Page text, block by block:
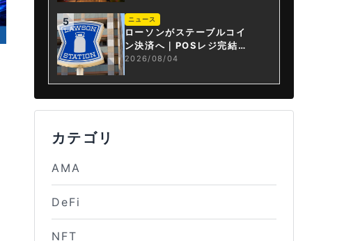
5 ニュース
ローソンがステーブルコイ
ン決済へ｜POSレジ完結は
国内初
2026/08/04
カテゴリ
AMA
DeFi
NFT